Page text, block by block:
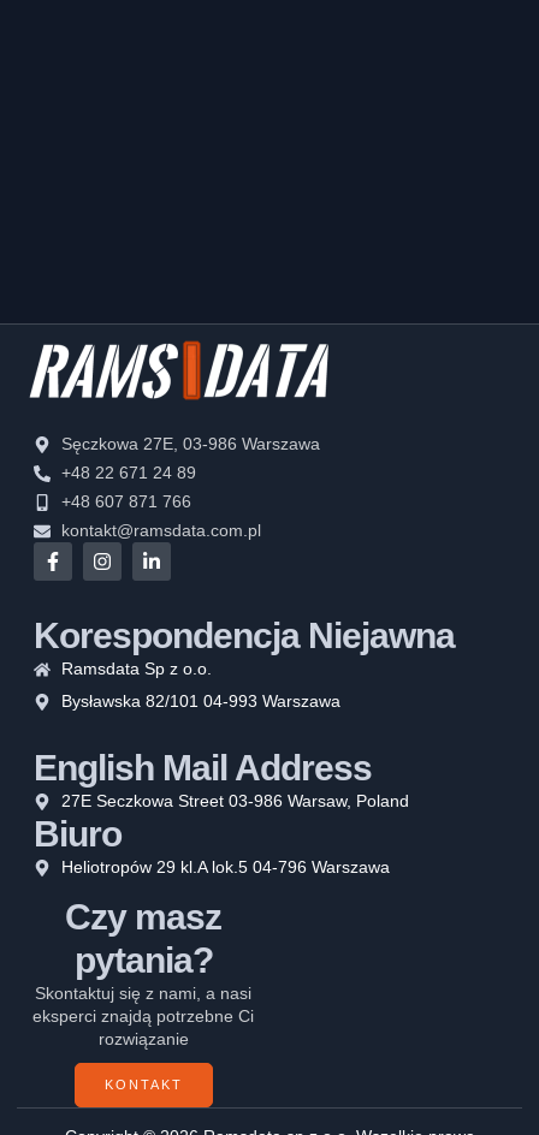
Sęczkowa 27E, 03-986 Warszawa
+48 22 671 24 89
+48 607 871 766
kontakt@ramsdata.com.pl
Korespondencja Niejawna
Ramsdata Sp z o.o.
Bysławska 82/101 04-993 Warszawa
English Mail Address
27E Seczkowa Street 03-986 Warsaw, Poland
Biuro
Heliotropów 29 kl.A lok.5 04-796 Warszawa
Czy masz
pytania?
Skontaktuj się z nami, a nasi
eksperci znajdą potrzebne Ci
rozwiązanie
KONTAKT